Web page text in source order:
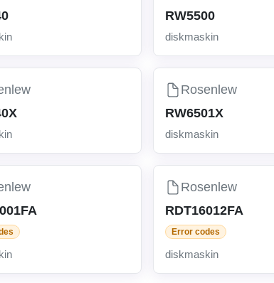
RW5500
diskmaskin
Rosenlew
RW6501X
diskmaskin
Rosenlew
RDT16012FA
Error codes
diskmaskin